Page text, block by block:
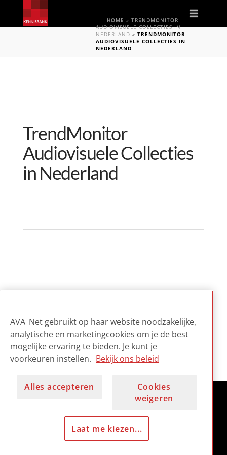
HOME » TRENDMONITOR
AUDIOVISUELE COLLECTIES IN
NEDERLAND » TRENDMONITOR
AUDIOVISUELE COLLECTIES IN
NEDERLAND
TrendMonitor
Audiovisuele Collecties
in Nederland
TrendMonitor Audiovisuele
Collecties in Nederland
AVA_Net gebruikt op haar website noodzakelijke,
analytische en marketingcookies om je de best
mogelijke ervaring te bieden. Je kunt je
voorkeuren instellen. Bekijk ons beleid
Alles accepteren
Cookies
weigeren
Laat me kiezen...